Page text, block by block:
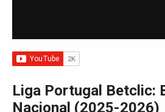
Liga Portugal Betclic:
Nacional (2025-2026)